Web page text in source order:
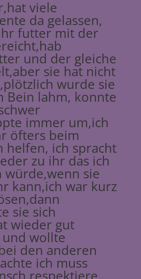
viele
da gelassen,
futter mit der
und der gleiche
sie hat nicht
wurde sie
Bein lahm, konnte
immer um,ich
öfters beim
helfen, ich spracht
zu ihr das ich
sie
kann,ich war kurz
sie sich
wieder gut
und wollte
den anderen
ich muss
respektiere